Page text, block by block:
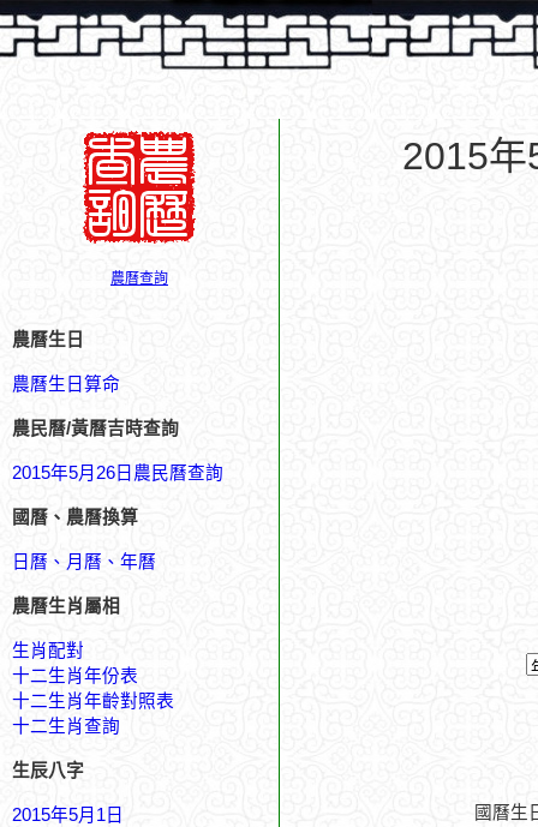
農曆查詢
農曆生日
農曆生日算命
農民曆/黃曆吉時查詢
2015年5月26日農民曆查詢
國曆、農曆換算
日曆、月曆、年曆
農曆生肖屬相
生肖配對
十二生肖年份表
十二生肖年齡對照表
十二生肖查詢
生辰八字
2015年5月1日
2015
國曆生